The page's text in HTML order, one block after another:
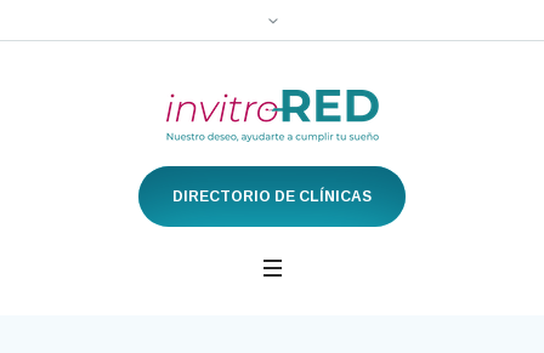
DIRECTORIO DE CLÍNICAS